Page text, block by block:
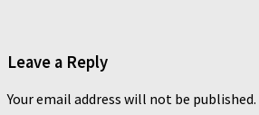
Leave a Reply
Your email address will not be published.